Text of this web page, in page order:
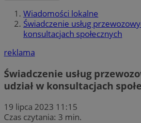
Wiadomości lokalne
Świadczenie usług
konsultacjach społecznych
reklama
Świadczenie usług
udział w konsultacjach
19 lipca 2023 11:15
Czas czytania: 3 min.